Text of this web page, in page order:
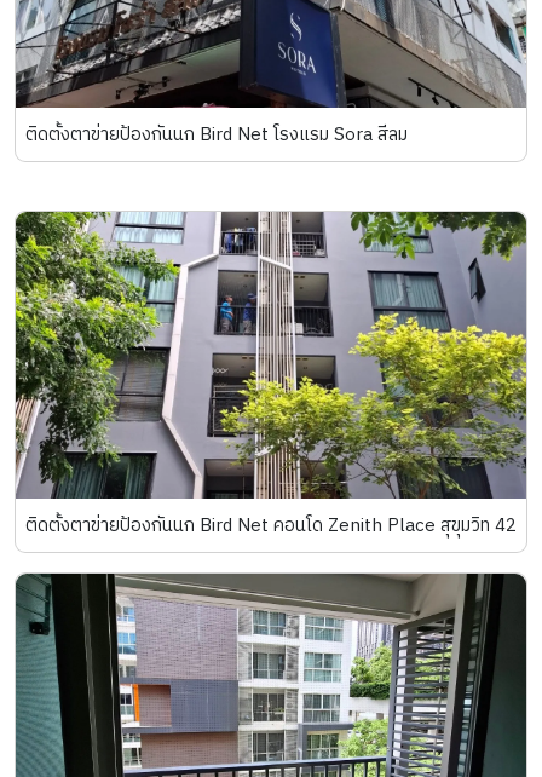
ติดตั้งตาข่ายป้องกันนก Bird Net โรงแรม Sora สีลม
ติดตั้งตาข่ายป้องกันนก Bird Net คอนโด Zenith Place สุขุมวิท 42